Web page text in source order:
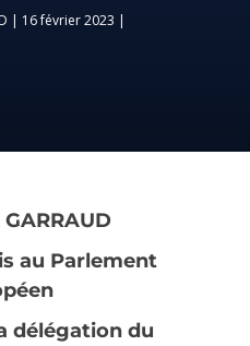
| 16 février 2023 |
au Parlement
délégation du